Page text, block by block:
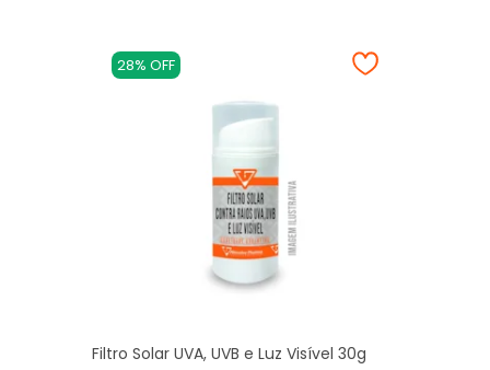
28% OFF
Filtro Solar UVA, UVB e Luz Visível 30g